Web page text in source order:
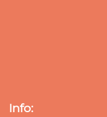
Info: